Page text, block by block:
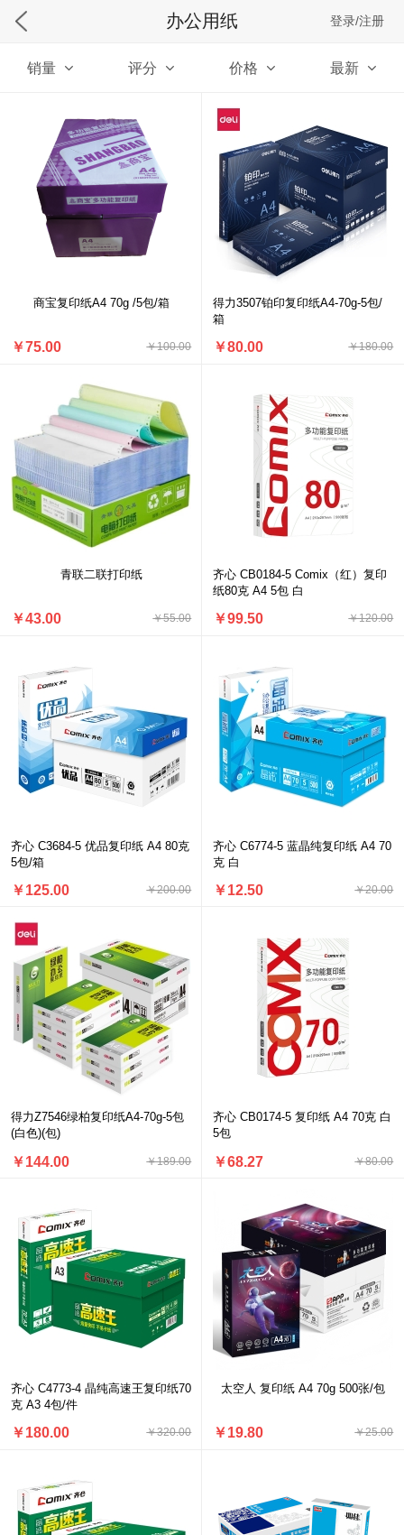
办公用纸 登录/注册
销量 评分 价格 最新
商宝复印纸A4 70g /5包/箱
￥100.00
￥75.00
得力3507铂印复印纸A4-70g-5包/
箱
￥180.00
￥80.00
青联二联打印纸
￥55.00
￥43.00
齐心 CB0184-5 Comix（红）复印
纸80克 A4 5包 白
￥120.00
￥99.50
齐心 C3684-5 优品复印纸 A4 80克
5包/箱
￥200.00
￥125.00
齐心 C6774-5 蓝晶纯复印纸 A4 70
克 白
￥20.00
￥12.50
得力Z7546绿柏复印纸A4-70g-5包
(白色)(包)
￥189.00
￥144.00
齐心 CB0174-5 复印纸 A4 70克 白
5包
￥80.00
￥68.27
齐心 C4773-4 晶纯高速王复印纸70
克 A3 4包/件
￥320.00
￥180.00
太空人 复印纸 A4 70g 500张/包
￥25.00
￥19.80